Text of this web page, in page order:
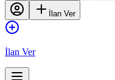
İlan Ver
İlan Ver